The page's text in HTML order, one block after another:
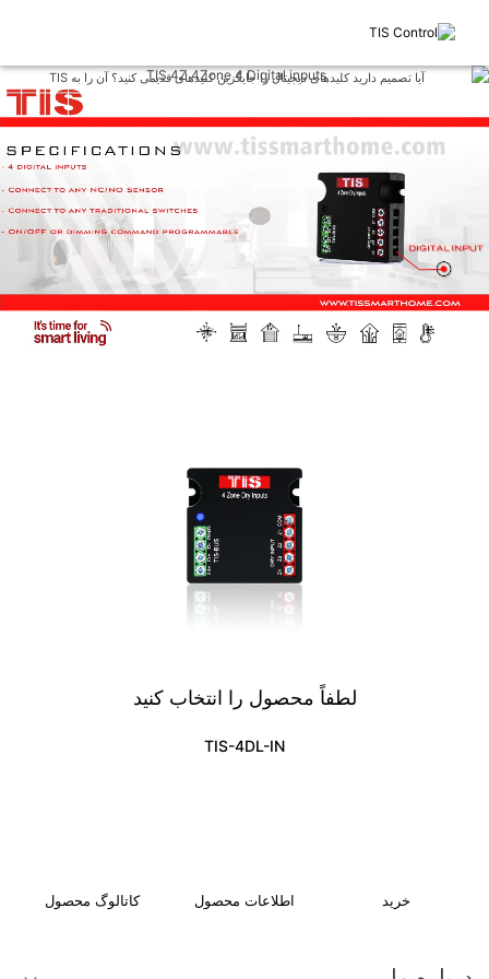
آیا تصمیم دارید کلیدهای دیجیتال را جایگزین کلیدهای قدیمی کنید؟ آن را به TIS
بسپارید.
ورودی دیجیتال TIS-4DL-IN به‌منظور تبدیل کلیدهای قدیمی به دیجیتال طراحی
شده است. همچنین برای ارتقای سیستم امنیتی خانه، می‌توان آنها را به مگنت در
و پنجره یا سنسور دود متصل نمود.
لطفاً محصول را انتخاب کنید
TIS-4DL-IN
خرید اطلاعات محصول کاتالوگ محصول